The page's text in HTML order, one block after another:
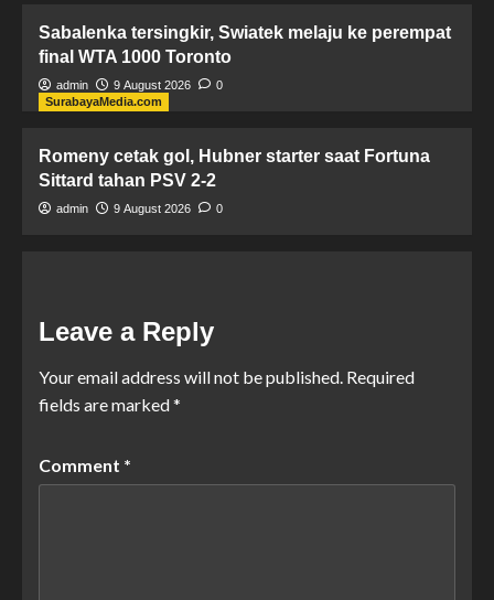
Sabalenka tersingkir, Swiatek melaju ke perempat
final WTA 1000 Toronto
admin 9 August 2026
0
SurabayaMedia.com
Romeny cetak gol, Hubner starter saat Fortuna
Sittard tahan PSV 2-2
admin 9 August 2026 0
Leave a Reply
Your email address will not be published. Required
fields are marked*
Comment *